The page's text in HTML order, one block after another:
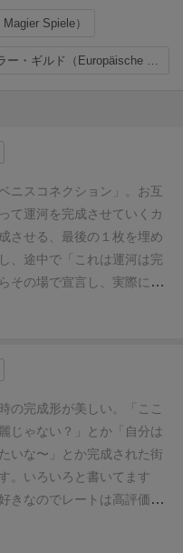
Spiele）
Spielesammler Gilde e.V.）
ニスコネクション」。
お互
て運河を完成させていくカ
させる、最後の１枚を埋め
、途中で「これは運河は完
その場で宣言し、 実際に完
イヤーの勝ちとなります。
枚、拡張パネルが４枚の計
きます。
を取りたいから相手にここ
ればいいか」とか考えなが
です。
枚数がちょっと少な
わってしまうこともありま
用意したら、大きな運河も
の完成形が美しい。
「ここ
じゃない？」とか「自分は
いな〜」とか完成された街
。 いろいろと書いてます
きなのでレートは高評価で
なく、シンプルにやったら
いことを宣言する」という